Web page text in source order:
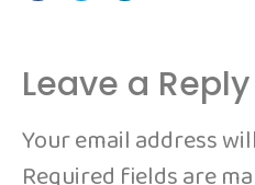
Leave a Reply
Your email address
Required fields are